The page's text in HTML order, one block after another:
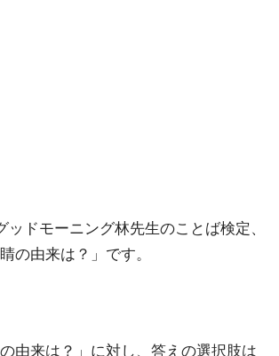
ッドモーニング林先生のことば検定、
の由来は？」です。
由来は？」に対し、答えの選択肢は